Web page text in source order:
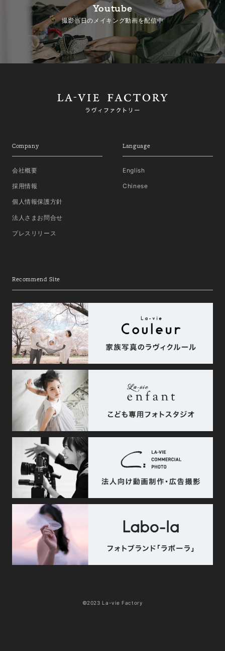
Youtube
撮影当日のメイキング動画を配信中
Company
会社概要
採用情報
個人情報保護方針
法人さまお問合せ
プレスリリース
Language
English
Chinese
Recommend Site
©2023 La-vie Factory